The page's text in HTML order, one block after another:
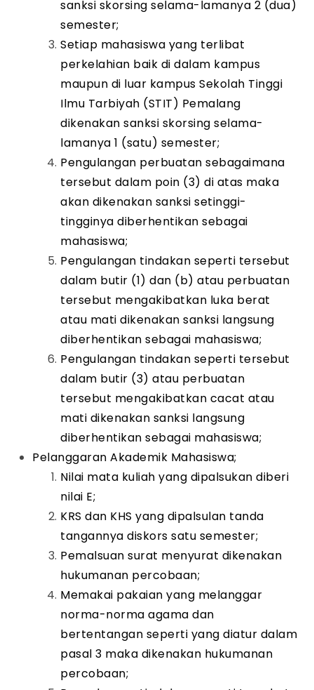
sanksi skorsing selama-lamanya 2 (dua)
semester;
Setiap mahasiswa yang terlibat
perkelahian baik di dalam kampus
maupun di luar kampus Sekolah Tinggi
Ilmu Tarbiyah (STIT) Pemalang
dikenakan sanksi skorsing selama-
lamanya 1 (satu) semester;
Pengulangan perbuatan sebagaimana
tersebut dalam poin (3) di atas maka
akan dikenakan sanksi setinggi-
tingginya diberhentikan sebagai
mahasiswa;
Pengulangan tindakan seperti tersebut
dalam butir (1) dan (b) atau perbuatan
tersebut mengakibatkan luka berat
atau mati dikenakan sanksi langsung
diberhentikan sebagai mahasiswa;
Pengulangan tindakan seperti tersebut
dalam butir (3) atau perbuatan
tersebut mengakibatkan cacat atau
mati dikenakan sanksi langsung
diberhentikan sebagai mahasiswa;
Pelanggaran Akademik Mahasiswa;
Nilai mata kuliah yang dipalsukan diberi
nilai E;
KRS dan KHS yang dipalsulan tanda
tangannya diskors satu semester;
Pemalsuan surat menyurat dikenakan
hukumanan percobaan;
Memakai pakaian yang melanggar
norma-norma agama dan
bertentangan seperti yang diatur dalam
pasal 3 maka dikenakan hukumanan
percobaan;